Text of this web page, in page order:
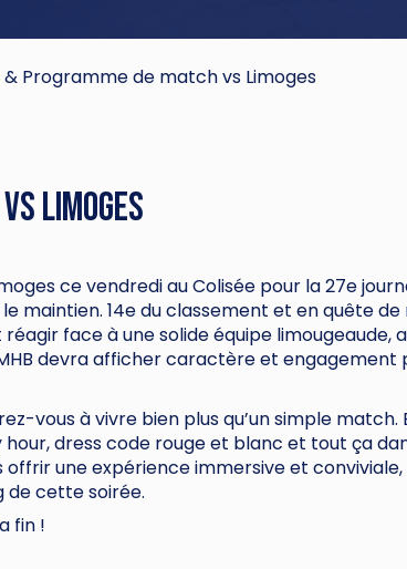
& Programme de match vs Limoges
Limoges
ce vendredi au Colisée pour la 27e
maintien. 14e du classement et en quête
face à une solide équipe limougeaude,
devra afficher caractère et engagement
vous à vivre bien plus qu’un simple match.
dress code rouge et blanc et tout ça
une expérience immersive et
de cette soirée.
fin !